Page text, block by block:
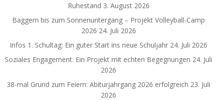
Ruhestand 3. August 2026
Baggern bis zum Sonnenuntergang – Projekt Volleyball-Camp
2026 24. Juli 2026
Infos 1. Schultag: Ein guter Start ins neue Schuljahr 24. Juli 2026
Soziales Engagement: Ein Projekt mit echten Begegnungen 24. Juli
2026
38-mal Grund zum Feiern: Abiturjahrgang 2026 erfolgreich 23. Juli
2026